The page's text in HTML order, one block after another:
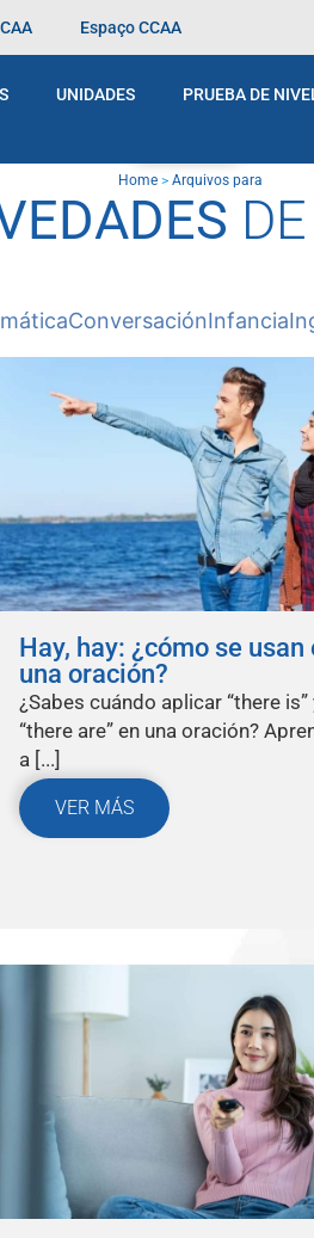
Espaço CCAA
UNIDADES PRUEBA DE
Home > Arquivos para
ConversaciónInfancia
Hay, hay: ¿cómo se usan
una oración?
¿Sabes cuándo aplicar “there is”
“there are” en una oración?
a [...]
VER MÁS